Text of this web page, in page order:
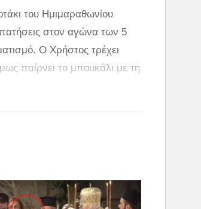
του Ημιμαραθωνίου
στον αγώνα των 5
Ο Χρήστος τρέχει
παίρνει το μπουκάλι με τη
Ο Ημιμαραθώνιος Κρήτης
αλλά και της
πληροφορίες για τον